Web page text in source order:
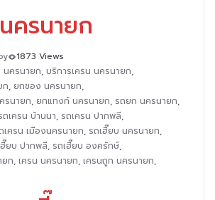
ครนายก
1873 Views
นครนายก, บริการเครน นครนายก,
ก, ยกของ นครนายก,
รนายก, ยกแทงก์ นครนายก, รถยก นครนายก,
ถเครน บ้านนา, รถเครน ปากพลี,
เครน เมืองนครนายก, รถเฮี๊ยบ นครนายก,
ฮี๊ยบ ปากพลี, รถเฮี๊ยบ องครักษ์,
ยก, เครน นครนายก, เครนถูก นครนายก,